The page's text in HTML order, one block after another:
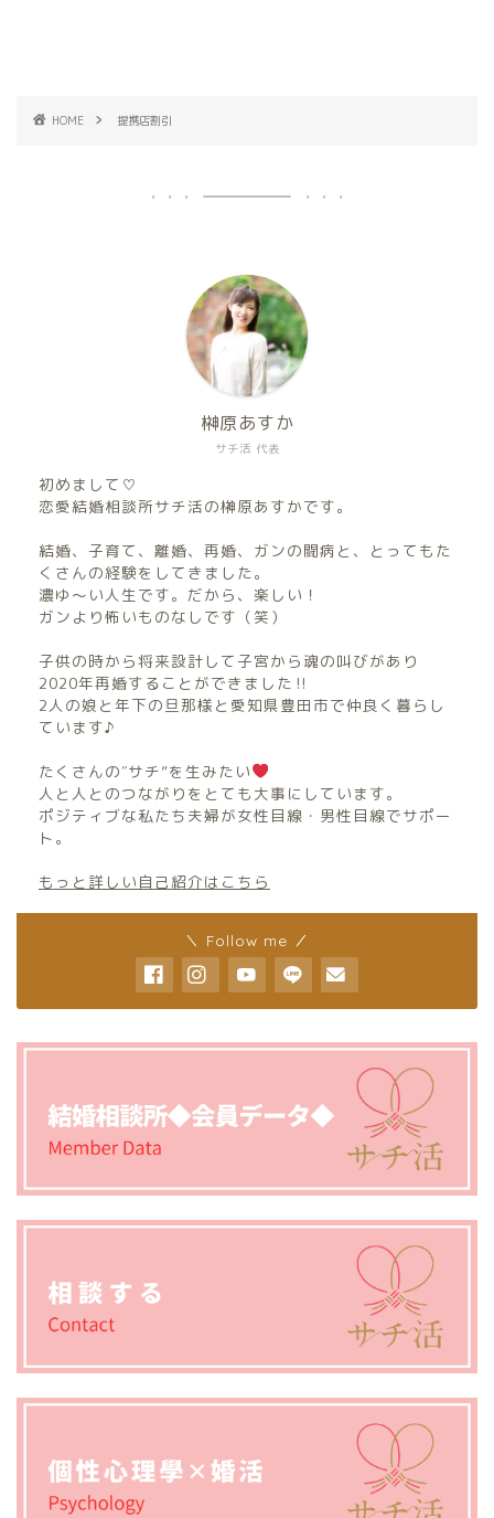
HOME 提携店割引
サチ活 代表
榊原あすか
初めまして♡
恋愛結婚相談所サチ活の榊原あすかです。
結婚、子育て、離婚、再婚、ガンの闘病と、とってもた
くさんの経験をしてきました。
濃ゆ〜い人生です。だから、楽しい！
ガンより怖いものなしです（笑）
子供の時から将来設計して子宮から魂の叫びがあり
2020年再婚することができました‼︎
2人の娘と年下の旦那様と愛知県豊田市で仲良く暮らし
ています♪
たくさんの″サチ”を生みたい
人と人とのつながりをとても大事にしています。
ポジティブな私たち夫婦が女性目線・男性目線でサポー
ト。
もっと詳しい自己紹介はこちら
＼ Follow me ／